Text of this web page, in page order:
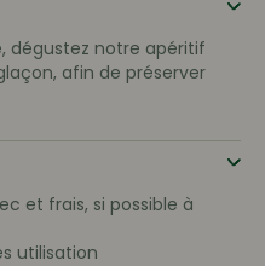
dégustez notre apéritif
afin de préserver
et frais, si possible à
utilisation